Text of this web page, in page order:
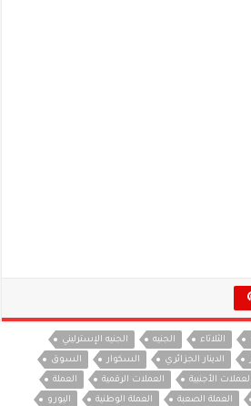
الثلاثاء الجنيه
الجنيه الإسترليني
الدينار الجزائري السكوار
السوق
العملات الأجنبية العملات الرقمية
العملة
العملة الصعبة العملة الوطنية
اليورو